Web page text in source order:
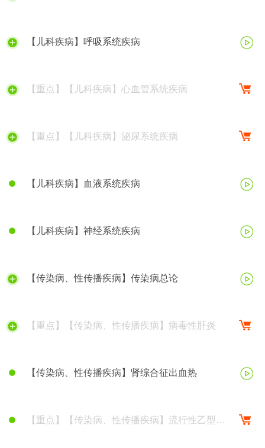
【儿科疾病】呼吸系统疾病
【重点】【儿科疾病】心血管系统疾病
【重点】【儿科疾病】泌尿系统疾病
【儿科疾病】血液系统疾病
【儿科疾病】神经系统疾病
【传染病、性传播疾病】传染病总论
【重点】【传染病、性传播疾病】病毒性肝炎
【传染病、性传播疾病】肾综合征出血热
【重点】【传染病、性传播疾病】流行性乙型脑